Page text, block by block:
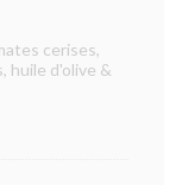
cerises,
huile d'olive &